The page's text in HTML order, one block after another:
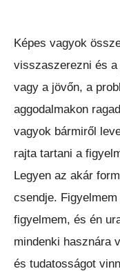
Képes vagyok
visszaszerezni és
vagy a jövőn, a
aggodalmakon
vagyok bármiről
rajta tartani a
Legyen az akár
csendje.
figyelmem, és én
mindenki hasznára
és tudatosságot